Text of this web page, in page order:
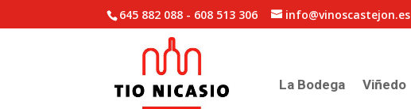
645 882 088 - 608 513 306 info@vinoscastejon.es
La Bodega Viñedo